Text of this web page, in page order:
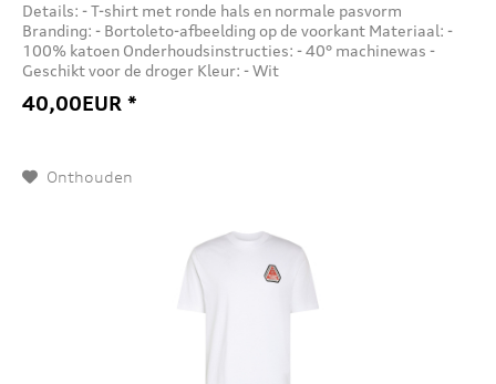
Details: - T-shirt met ronde hals en normale pasvorm
Branding: - Bortoleto-afbeelding op de voorkant Materiaal: -
100% katoen Onderhoudsinstructies: - 40° machinewas -
Geschikt voor de droger Kleur: - Wit
40,00EUR *
Onthouden